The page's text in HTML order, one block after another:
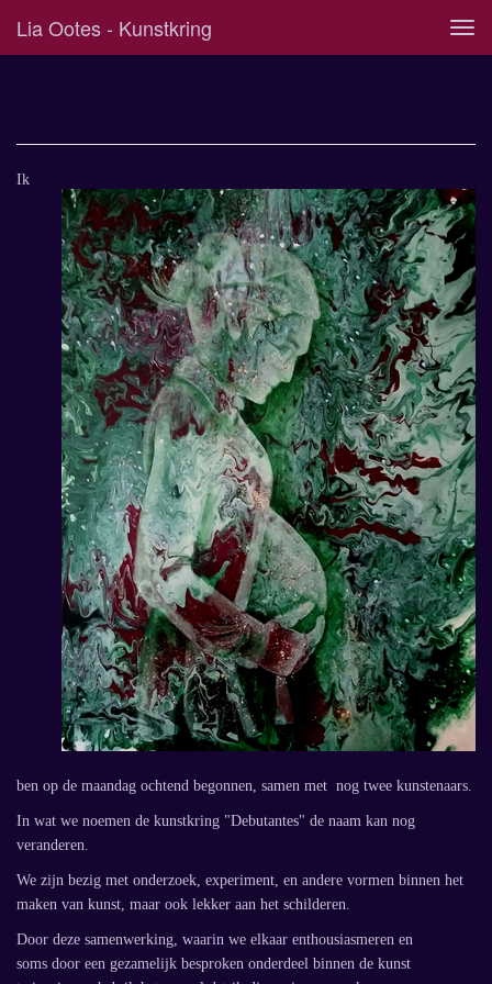
Lia Ootes - Kunstkring
Ik
ben op de maandag ochtend begonnen, samen met nog twee kunstenaars.
In wat we noemen de kunstkring "Debutantes" de naam kan nog
veranderen.
We zijn bezig met onderzoek, experiment, en andere vormen binnen het
maken van kunst, maar ook lekker aan het schilderen.
Door deze samenwerking, waarin we elkaar enthousiasmeren en
soms door een gezamelijk besproken onderdeel binnen de kunst